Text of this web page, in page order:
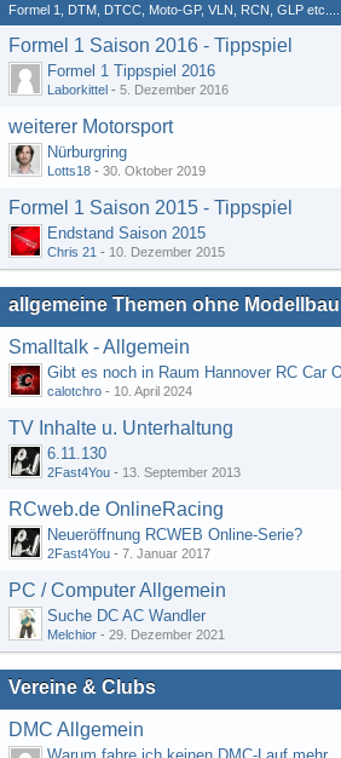
Formel 1, DTM, DTCC, Moto-GP, VLN, RCN, GLP etc......
Formel 1 Saison 2016 - Tippspiel
Formel 1 Tippspiel 2016
Laborkittel - 5. Dezember 2016
weiterer Motorsport
Nürburgring
Lotts18 - 30. Oktober 2019
Formel 1 Saison 2015 - Tippspiel
Endstand Saison 2015
Chris 21 - 10. Dezember 2015
allgemeine Themen ohne Modellbau
Smalltalk - Allgemein
calotchro - 10. April 2024
TV Inhalte u. Unterhaltung
6.11.130
2Fast4You - 13. September 2013
RCweb.de OnlineRacing
Neueröffnung RCWEB Online-Serie?
2Fast4You - 7. Januar 2017
PC / Computer Allgemein
Suche DC AC Wandler
Melchior - 29. Dezember 2021
Vereine & Clubs
DMC Allgemein